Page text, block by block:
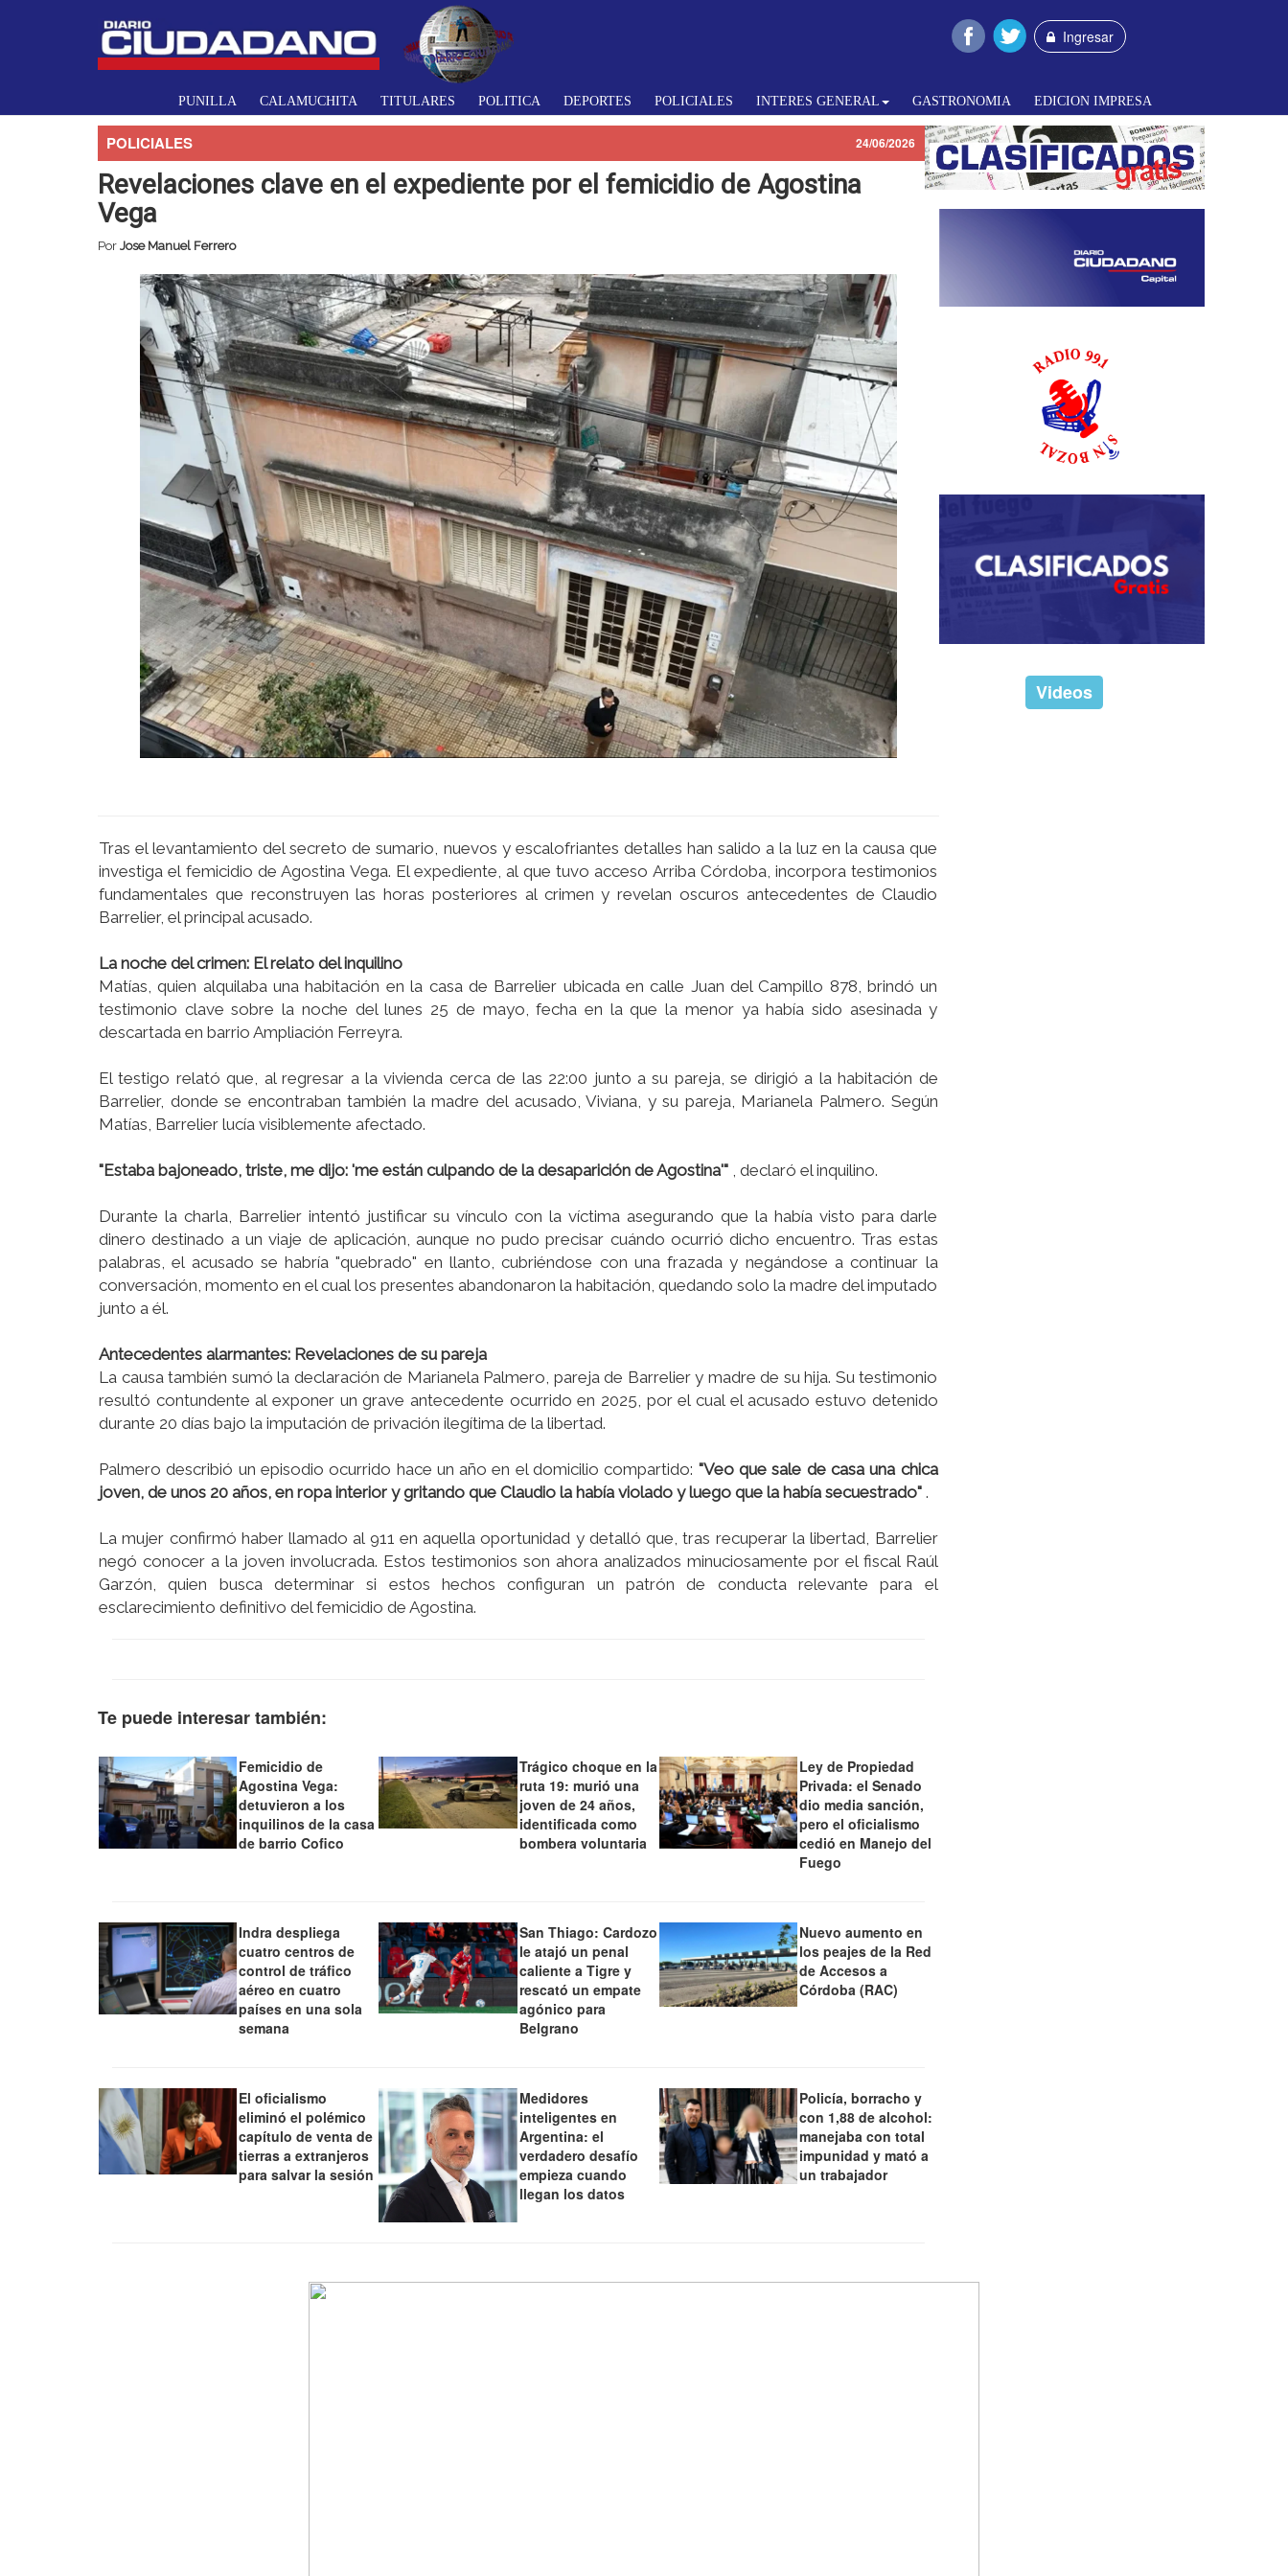
Ingresar
PUNILLA CALAMUCHITA TITULARES POLITICA DEPORTES POLICIALES INTERES GENERAL GASTRONOMIA EDICION IMPRESA
POLICIALES 24/06/2026
Revelaciones clave en el expediente por el femicidio de Agostina
Vega
Por Jose Manuel Ferrero
Tras el levantamiento del secreto de sumario, nuevos y escalofriantes detalles han salido a la luz en la causa que
investiga el femicidio de Agostina Vega. El expediente, al que tuvo acceso Arriba Córdoba, incorpora testimonios
fundamentales que reconstruyen las horas posteriores al crimen y revelan oscuros antecedentes de Claudio
Barrelier, el principal acusado.
La noche del crimen: El relato del inquilino
Matías, quien alquilaba una habitación en la casa de Barrelier ubicada en calle Juan del Campillo 878, brindó un
testimonio clave sobre la noche del lunes 25 de mayo, fecha en la que la menor ya había sido asesinada y
descartada en barrio Ampliación Ferreyra.
El testigo relató que, al regresar a la vivienda cerca de las 22:00 junto a su pareja, se dirigió a la habitación de
Barrelier, donde se encontraban también la madre del acusado, Viviana, y su pareja, Marianela Palmero. Según
Matías, Barrelier lucía visiblemente afectado.
"Estaba bajoneado, triste, me dijo: 'me están culpando de la desaparición de Agostina'" , declaró el inquilino.
Durante la charla, Barrelier intentó justificar su vínculo con la víctima asegurando que la había visto para darle
dinero destinado a un viaje de aplicación, aunque no pudo precisar cuándo ocurrió dicho encuentro. Tras estas
palabras, el acusado se habría "quebrado" en llanto, cubriéndose con una frazada y negándose a continuar la
conversación, momento en el cual los presentes abandonaron la habitación, quedando solo la madre del imputado
junto a él.
Antecedentes alarmantes: Revelaciones de su pareja
La causa también sumó la declaración de Marianela Palmero, pareja de Barrelier y madre de su hija. Su testimonio
resultó contundente al exponer un grave antecedente ocurrido en 2025, por el cual el acusado estuvo detenido
durante 20 días bajo la imputación de privación ilegítima de la libertad.
Palmero describió un episodio ocurrido hace un año en el domicilio compartido: "Veo que sale de casa una chica
joven, de unos 20 años, en ropa interior y gritando que Claudio la había violado y luego que la había secuestrado" .
La mujer confirmó haber llamado al 911 en aquella oportunidad y detalló que, tras recuperar la libertad, Barrelier
negó conocer a la joven involucrada. Estos testimonios son ahora analizados minuciosamente por el fiscal Raúl
Garzón, quien busca determinar si estos hechos configuran un patrón de conducta relevante para el
esclarecimiento definitivo del femicidio de Agostina.
Te puede interesar también:
Femicidio de
Agostina Vega:
detuvieron a los
inquilinos de la casa
de barrio Cofico
Trágico choque en la
ruta 19: murió una
joven de 24 años,
identificada como
bombera voluntaria
Ley de Propiedad
Privada: el Senado
dio media sanción,
pero el oficialismo
cedió en Manejo del
Fuego
Indra despliega
cuatro centros de
control de tráfico
aéreo en cuatro
países en una sola
semana
San Thiago: Cardozo
le atajó un penal
caliente a Tigre y
rescató un empate
agónico para
Belgrano
Nuevo aumento en
los peajes de la Red
de Accesos a
Córdoba (RAC)
El oficialismo
eliminó el polémico
capítulo de venta de
tierras a extranjeros
para salvar la sesión
Medidores
inteligentes en
Argentina: el
verdadero desafío
empieza cuando
llegan los datos
Policía, borracho y
con 1,88 de alcohol:
manejaba con total
impunidad y mató a
un trabajador
Videos